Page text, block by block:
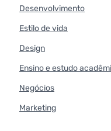
Desenvolvimento
Estilo de vida
Design
Ensino e estudo
Negócios
Marketing